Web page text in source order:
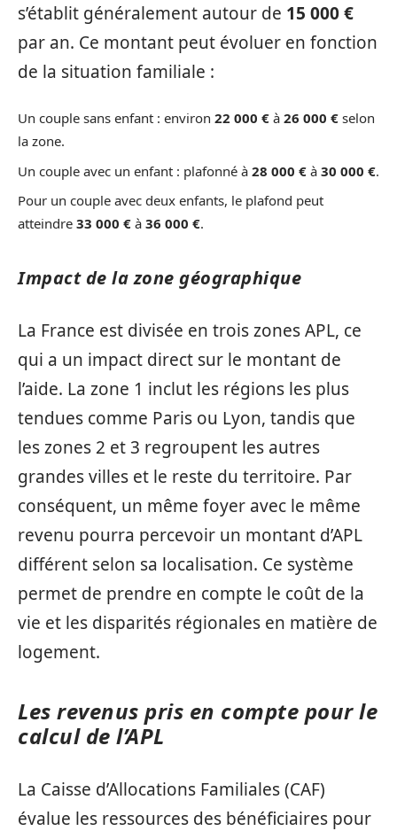
s’établit généralement autour de 15 000 €
par an. Ce montant peut évoluer en fonction
de la situation familiale :
Un couple sans enfant : environ 22 000 € à 26 000 € selon
la zone.
Un couple avec un enfant : plafonné à 28 000 € à 30 000 €.
Pour un couple avec deux enfants, le plafond peut
atteindre 33 000 € à 36 000 €.
Impact de la zone géographique
La France est divisée en trois zones APL, ce
qui a un impact direct sur le montant de
l’aide. La zone 1 inclut les régions les plus
tendues comme Paris ou Lyon, tandis que
les zones 2 et 3 regroupent les autres
grandes villes et le reste du territoire. Par
conséquent, un même foyer avec le même
revenu pourra percevoir un montant d’APL
différent selon sa localisation. Ce système
permet de prendre en compte le coût de la
vie et les disparités régionales en matière de
logement.
Les revenus pris en compte pour le
calcul de l’APL
La Caisse d’Allocations Familiales (CAF)
évalue les ressources des bénéficiaires pour